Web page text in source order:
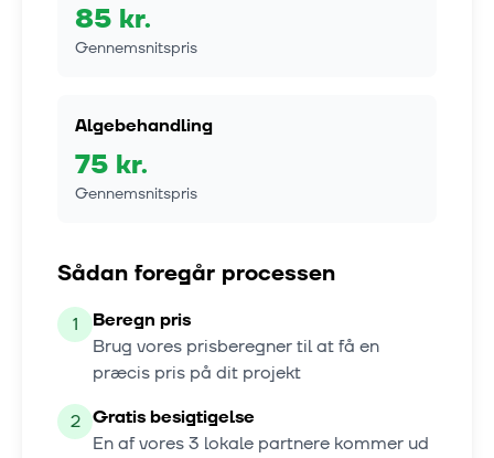
85 kr.
Gennemsnitspris
Algebehandling
75 kr.
Gennemsnitspris
Sådan foregår processen
1
Beregn pris
Brug vores prisberegner til at få en
præcis pris på dit projekt
2 Gratis besigtigelse
En af vores3 lokale partnere kommer ud